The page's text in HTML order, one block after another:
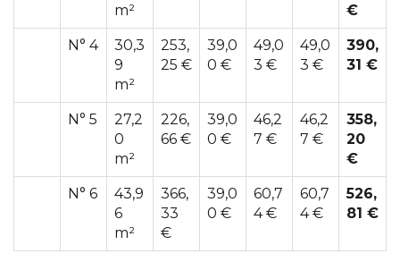
m²
€
N° 4
30,3
9
m²
253,
25 €
39,0
0 €
49,0
3 €
49,0
3 €
390,
31 €
N° 5
27,2
0
m²
226,
66 €
39,0
0 €
46,2
7 €
46,2
7 €
358,
20
€
N° 6
43,9
6
m²
366,
33
€
39,0
0 €
60,7
4 €
60,7
4 €
526,
81 €